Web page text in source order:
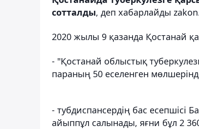
сотталды, деп хабарлайды
2020 жылы 9 қазанда Қостанай
- "Қостанай облыстық
параның 50 еселенген
- тубдиспансердің бас есепшісі
айыппұл салынады, яғни бұл 2